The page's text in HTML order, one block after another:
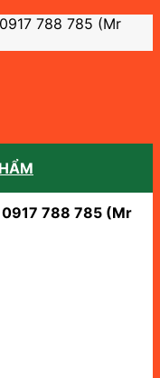
788 785 (Mr
0941 062 224 (Mr
788 785 (Mr